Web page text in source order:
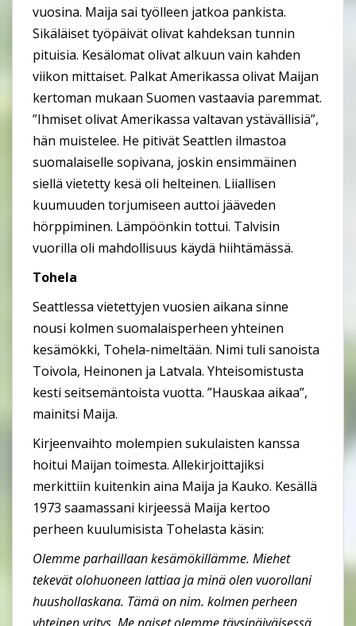
vuosina. Maija sai työlleen jatkoa pankista.
Sikäläiset työpäivät olivat kahdeksan tunnin
pituisia. Kesälomat olivat alkuun vain kahden
viikon mittaiset. Palkat Amerikassa olivat Maijan
kertoman mukaan Suomen vastaavia paremmat.
”Ihmiset olivat Amerikassa valtavan ystävällisiä”,
hän muistelee. He pitivät Seattlen ilmastoa
suomalaiselle sopivana, joskin ensimmäinen
siellä vietetty kesä oli helteinen. Liiallisen
kuumuuden torjumiseen auttoi jääveden
hörppiminen. Lämpöönkin tottui. Talvisin
vuorilla oli mahdollisuus käydä hiihtämässä.
Tohela
Seattlessa vietettyjen vuosien aikana sinne
nousi kolmen suomalaisperheen yhteinen
kesämökki, Tohela-nimeltään. Nimi tuli sanoista
Toivola, Heinonen ja Latvala. Yhteisomistusta
kesti seitsemäntoista vuotta. ”Hauskaa aikaa”,
mainitsi Maija.
Kirjeenvaihto molempien sukulaisten kanssa
hoitui Maijan toimesta. Allekirjoittajiksi
merkittiin kuitenkin aina Maija ja Kauko. Kesällä
1973 saamassani kirjeessä Maija kertoo
perheen kuulumisista Tohelasta käsin:
Olemme parhaillaan kesämökillämme. Miehet
tekevät olohuoneen lattiaa ja minä olen vuorollani
huushollaskana. Tämä on nim. kolmen perheen
yhteinen yritys. Me naiset olemme täysipäiväisessä